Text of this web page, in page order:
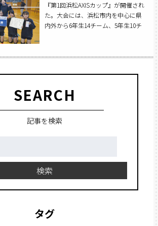
『第1回浜松AXISカップ』が開催され
た。大会には、浜松市内を中心に県
内外から6年生14チーム、5年生10チ
SEARCH
記事を検索
検索
タグ